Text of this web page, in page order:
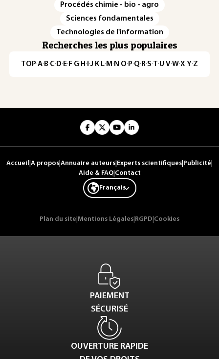
Procédés chimie - bio - agro
Sciences fondamentales
Technologies de l'information
Recherches les plus populaires
TOP·A·B·C· D· E· F·G· H · ·J· K· L· M · N ·O· P·Q· R·S·T·U·V·W·X·Y·Z
Accueil A propos Annuaire auteurs Experts scientifiques Publicité
Aide & FAQ| Contact
Français
Plan du site Mentions Légales RGPD Cookies
PAIEMENT
SÉCURISÉ
OUVERTURE RAPIDE